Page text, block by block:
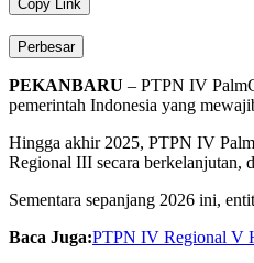
Copy Link
Perbesar
PEKANBARU – PTPN IV
pemerintah Indonesia yang
Hingga akhir2025, PTPN IV
Regional III secara berkelanjutan,
Sementara sepanjang 2026 ini,
Baca Juga:PTPN IV Regional V